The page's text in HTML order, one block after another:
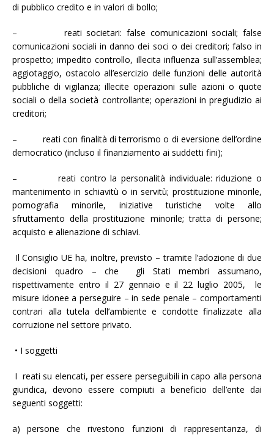
di pubblico credito e in valori di bollo;
– reati societari: false comunicazioni sociali; false
comunicazioni sociali in danno dei soci o dei creditori; falso in
prospetto; impedito controllo, illecita influenza sull’assemblea;
aggiotaggio, ostacolo all’esercizio delle funzioni delle autorità
pubbliche di vigilanza; illecite operazioni sulle azioni o quote
sociali o della società controllante; operazioni in pregiudizio ai
creditori;
– reati con finalità di terrorismo o di eversione dell’ordine
democratico (incluso il finanziamento ai suddetti fini);
– reati contro la personalità individuale: riduzione o
mantenimento in schiavitù o in servitù; prostituzione minorile,
pornografia minorile, iniziative turistiche volte allo
sfruttamento della prostituzione minorile; tratta di persone;
acquisto e alienazione di schiavi.
Il Consiglio UE ha, inoltre, previsto – tramite l’adozione di due
decisioni quadro – che gli Stati membri assumano,
rispettivamente entro il 27 gennaio e il 22 luglio 2005, le
misure idonee a perseguire – in sede penale – comportamenti
contrari alla tutela dell’ambiente e condotte finalizzate alla
corruzione nel settore privato.
• I soggetti
I reati su elencati, per essere perseguibili in capo alla persona
giuridica, devono essere compiuti a beneficio dell’ente dai
seguenti soggetti:
a) persone che rivestono funzioni di rappresentanza, di